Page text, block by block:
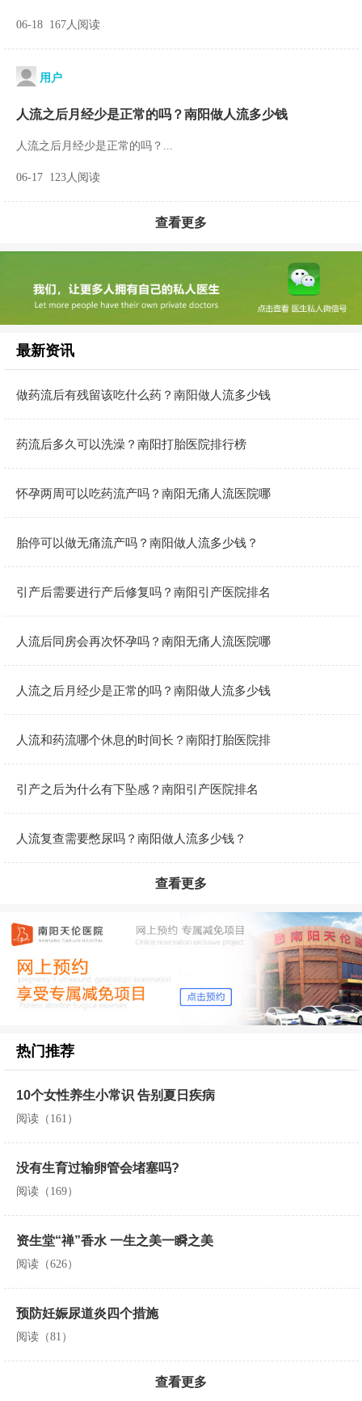
06-18 167人阅读
用户
人流之后月经少是正常的吗？南阳做人流多少钱
人流之后月经少是正常的吗？...
06-17 123人阅读
查看更多
最新资讯
做药流后有残留该吃什么药？南阳做人流多少钱
药流后多久可以洗澡？南阳打胎医院排行榜
怀孕两周可以吃药流产吗？南阳无痛人流医院哪
胎停可以做无痛流产吗？南阳做人流多少钱？
引产后需要进行产后修复吗？南阳引产医院排名
人流后同房会再次怀孕吗？南阳无痛人流医院哪
人流之后月经少是正常的吗？南阳做人流多少钱
人流和药流哪个休息的时间长？南阳打胎医院排
引产之后为什么有下坠感？南阳引产医院排名
人流复查需要憋尿吗？南阳做人流多少钱？
查看更多
热门推荐
10个女性养生小常识 告别夏日疾病
阅读（161）
没有生育过输卵管会堵塞吗?
阅读（169）
资生堂“禅”香水 一生之美一瞬之美
阅读（626）
预防妊娠尿道炎四个措施
阅读（81）
查看更多